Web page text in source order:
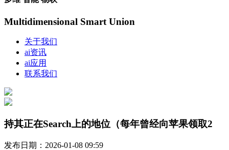
Multidimensional Smart Union
关于我们
ai资讯
ai应用
联系我们
持其正在Search上的地位（每年曾经向苹果领取2
发布日期：2026-01-08 09:59